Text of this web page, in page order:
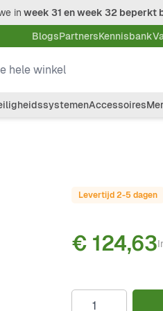
in week 31 en week 32 beperkt
BlogsPartnersKennisbank
hele winkel
Accessoires
Levertijd 2-5 dagen
€ 124,63